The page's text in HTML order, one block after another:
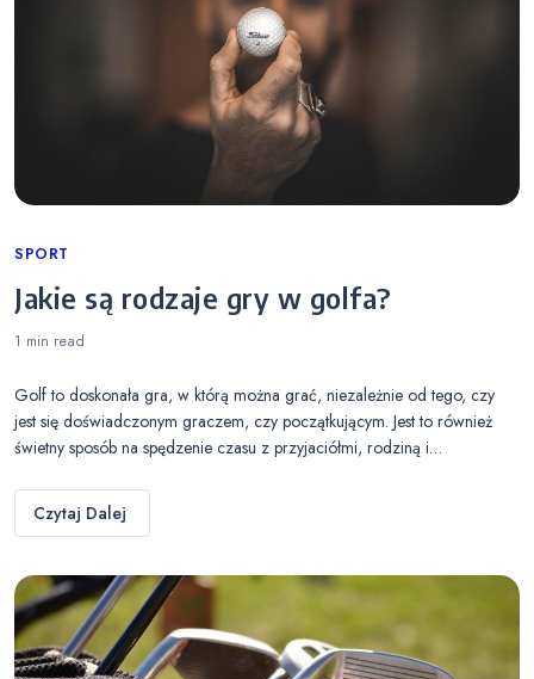
Categories
SPORT
Jakie są rodzaje gry w golfa?
1 min read
Golf to doskonała gra, w którą można grać, niezależnie od tego, czy
jest się doświadczonym graczem, czy początkującym. Jest to również
świetny sposób na spędzenie czasu z przyjaciółmi, rodziną i…
Czytaj Dalej